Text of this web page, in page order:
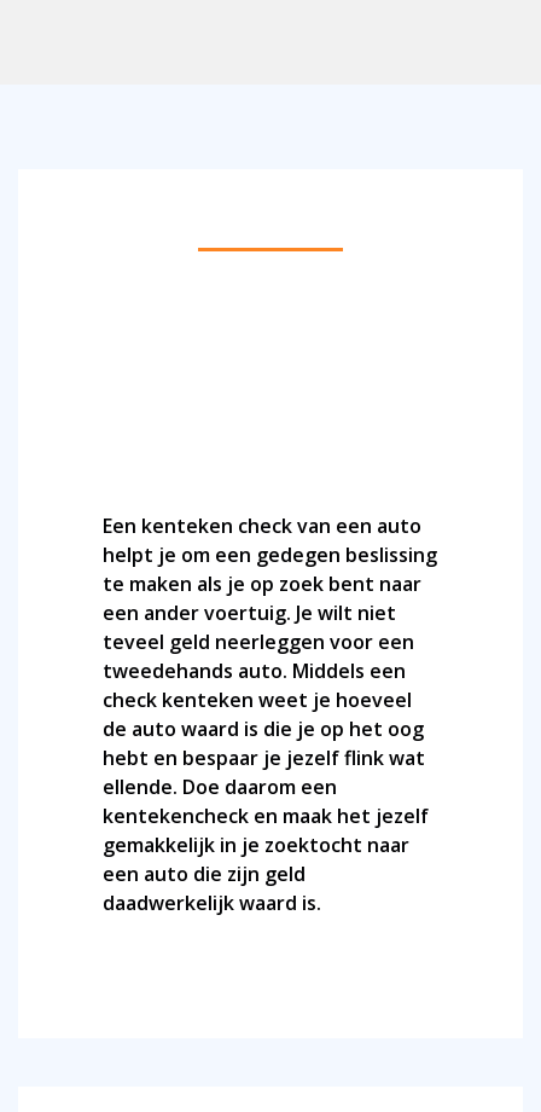
Een kenteken check van een auto
helpt je om een gedegen beslissing
te maken als je op zoek bent naar
een ander voertuig. Je wilt niet
teveel geld neerleggen voor een
tweedehands auto. Middels een
check kenteken weet je hoeveel
de auto waard is die je op het oog
hebt en bespaar je jezelf flink wat
ellende. Doe daarom een
kentekencheck en maak het jezelf
gemakkelijk in je zoektocht naar
een auto die zijn geld
daadwerkelijk waard is.